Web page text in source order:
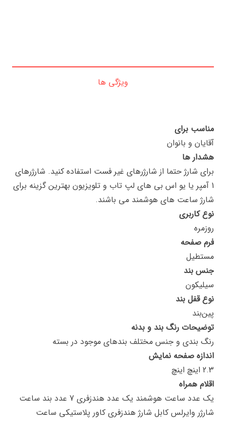
ویژگی ها
مناسب برای
آقایان و بانوان
هشدار ها
برای شارژ حتما از شارژرهای غیر فست استفاده کنید. شارژرهای
1 آمپر یا یو اس بی های لپ تاب و تلویزیون بهترین گزینه برای
شارژ ساعت های هوشمند می باشند.
نوع کاربری
روزمره
فرم صفحه
مستطیل
جنس بند
سیلیکون
نوع قفل بند
پین‌بند
توضیحات رنگ بند و بدنه
رنگ بندی و جنس مختلف بندهای موجود در بسته
اندازه صفحه نمایش
2.3 اینچ اینچ
اقلام همراه
یک عدد ساعت هوشمند یک عدد هندزفری 7 عدد بند ساعت
شارژر وایرلس کابل شارژ هندزفری کاور پلاستیکی ساعت